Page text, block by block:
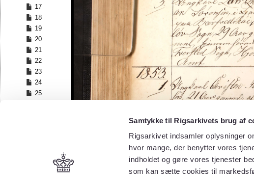
Samtykke til Rigsarkivets brug af
Rigsarkivet indsamler oplysninger
hvor mange, der benytter vores
indholdet og gøre vores tjenester
som kan sætte cookies til
17
18
19
20
21
22
23
24
25